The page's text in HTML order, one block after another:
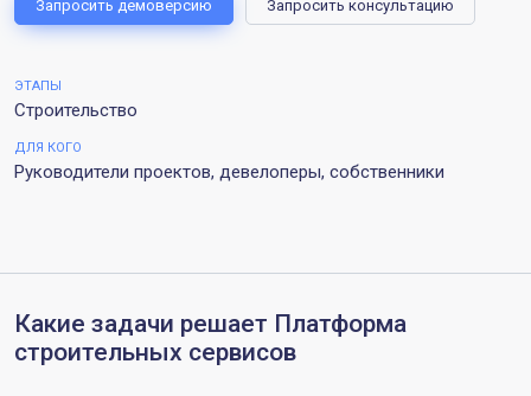
Запросить демоверсию Запросить консультацию
ЭТАПЫ
Строительство
ДЛЯ КОГО
Руководители проектов, девелоперы, собственники
Какие задачи решает Платформа
строительных сервисов